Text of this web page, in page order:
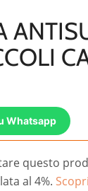
Whatsapp
questo
al 4%.